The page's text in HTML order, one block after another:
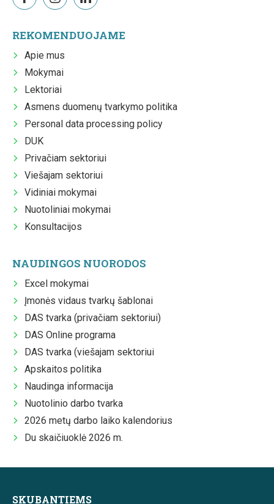
REKOMENDUOJAME
Apie mus
Mokymai
Lektoriai
Asmens duomenų tvarkymo politika
Personal data processing policy
DUK
Privačiam sektoriui
Viešajam sektoriui
Vidiniai mokymai
Nuotoliniai mokymai
Konsultacijos
NAUDINGOS NUORODOS
Excel mokymai
Įmonės vidaus tvarkų šablonai
DAS tvarka (privačiam sektoriui)
DAS Online programa
DAS tvarka (viešajam sektoriui
Apskaitos politika
Naudinga informacija
Nuotolinio darbo tvarka
2026 metų darbo laiko kalendorius
Du skaičiuoklė 2026 m.
SKUBANTIEMS